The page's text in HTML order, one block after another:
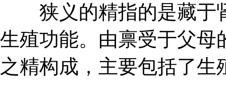
狭义的精指的是藏于
生殖功能。由禀受于父母
之精构成，主要包括了